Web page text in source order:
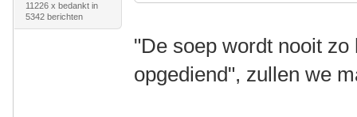
11226 x bedankt in
5342 berichten
"De soep wordt nooit
opgediend", zullen we